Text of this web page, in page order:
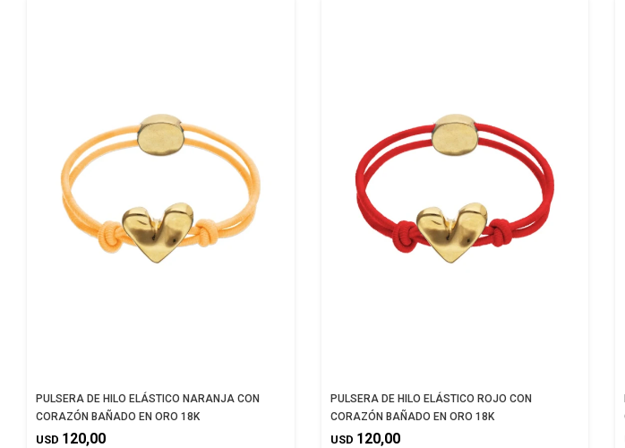
PULSERA DE HILO ELÁSTICO NARANJA CON
CORAZÓN BAÑADO EN ORO 18K
USD 120,00
PULSERA DE HILO ELÁSTICO ROJO CON
CORAZÓN BAÑADO EN ORO 18K
USD 120,00